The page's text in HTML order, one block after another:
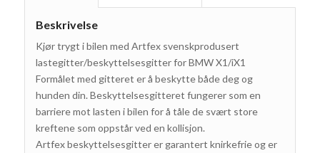
Beskrivelse
Kjør trygt i bilen med Artfex svenskprodusert
lastegitter/beskyttelsesgitter for BMW X1/iX1
Formålet med gitteret er å beskytte både deg og
hunden din. Beskyttelsesgitteret fungerer som en
barriere mot lasten i bilen for å tåle de svært store
kreftene som oppstår ved en kollisjon.
Artfex beskyttelsesgitter er garantert knirkefrie og er